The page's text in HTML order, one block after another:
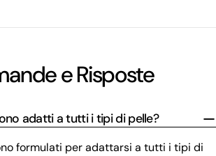
e Risposte
adatti a tutti i tipi di pelle?
formulati per adattarsi a tutti i tipi di